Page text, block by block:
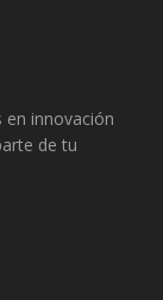
innovación
de tu